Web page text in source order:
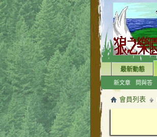
最新動態
新文章 問與答
會員列表